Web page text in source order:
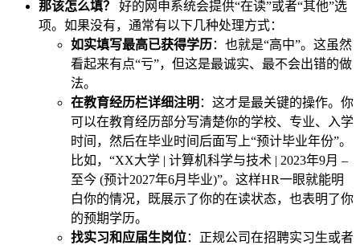
那该怎么填？
好的网申系统会提供“在读”或者“其他”选
项。如果没有，通常有以下几种处理方式：
如实填写最高已获得学历：也就是“高中”。这虽然
看起来有点“亏”，但这是最诚实、最不会出错的做
法。
在教育经历栏详细注明 ：这才是最关键的操作。你
可以在教育经历部分写清楚你的学校、专业、入学
时间，然后在毕业时间后面写上“预计毕业年份”。
比如，“XX大学 | 计算机科学与技术 | 2023年9月 –
至今 (预计2027年6月毕业)”。这样HR一眼就能明
白你的情况，既展示了你的在读状态，也表明了你
的预期学历。
找实习和应届生岗位：正规公司在招聘实习生或者